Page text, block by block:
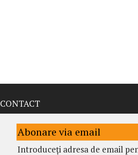
CONTACT
Abonare via email
Introduceți adresa de email